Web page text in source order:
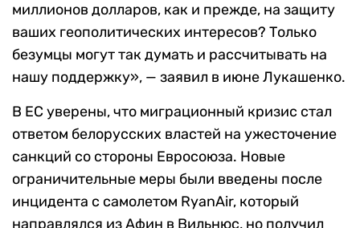
миллионов долларов, как и прежде, на защиту
ваших геополитических интересов? Только
безумцы могут так думать и рассчитывать на
нашу поддержку», — заявил в июне Лукашенко.
В ЕС уверены, что миграционный кризис стал
ответом белорусских властей на ужесточение
санкций со стороны Евросоюза. Новые
ограничительные меры были введены после
инцидента с самолетом RyanAir, который
направлялся из Афин в Вильнюс, но получил